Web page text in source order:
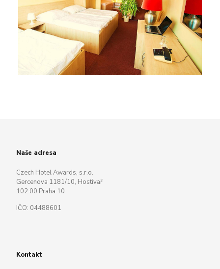
Naše adresa
Czech Hotel Awards, s.r.o.
Gercenova 1181/10, Hostivař
102 00 Praha 10
IČO: 04488601
Kontakt